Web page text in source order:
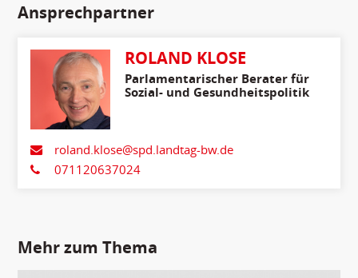
Ansprechpartner
ROLAND KLOSE
Parlamentarischer Berater für
Sozial- und Gesundheitspolitik
roland.klose@spd.landtag-bw.de
071120637024
Mehr zum Thema